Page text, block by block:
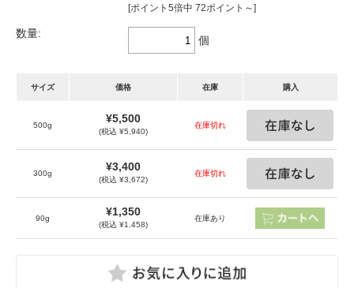
[ポイント5倍中 72ポイント～]
数量:
個
サイズ 価格 在庫 購入
500g
¥5,500
(税込 ¥5,940)
在庫切れ
300g
¥3,400
(税込 ¥3,672)
在庫切れ
90g
¥1,350
(税込 ¥1,458)
在庫あり